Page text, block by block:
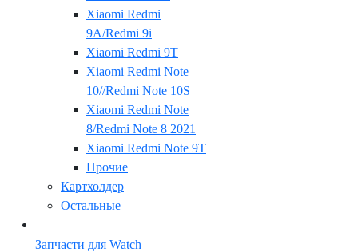
Xiaomi Redmi
9A/Redmi 9i
Xiaomi Redmi 9T
Xiaomi Redmi Note
10//Redmi Note 10S
Xiaomi Redmi Note
8/Redmi Note 8 2021
Xiaomi Redmi Note 9T
Прочие
Картхолдер
Остальные
Запчасти для Watch